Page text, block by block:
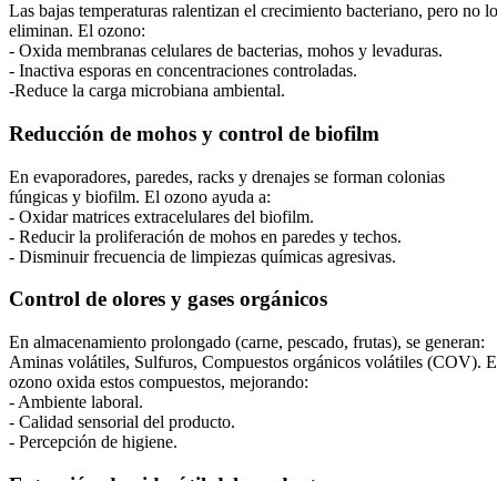
Las bajas temperaturas ralentizan el crecimiento bacteriano, pero no lo
eliminan. El ozono:
- Oxida membranas celulares de bacterias, mohos y levaduras.
- Inactiva esporas en concentraciones controladas.
-Reduce la carga microbiana ambiental.
Reducción de mohos y control de biofilm
En evaporadores, paredes, racks y drenajes se forman colonias
fúngicas y biofilm. El ozono ayuda a:
- Oxidar matrices extracelulares del biofilm.
- Reducir la proliferación de mohos en paredes y techos.
- Disminuir frecuencia de limpiezas químicas agresivas.
Control de olores y gases orgánicos
En almacenamiento prolongado (carne, pescado, frutas), se generan:
Aminas volátiles, Sulfuros, Compuestos orgánicos volátiles (COV).
ozono oxida estos compuestos, mejorando:
- Ambiente laboral.
- Calidad sensorial del producto.
- Percepción de higiene.